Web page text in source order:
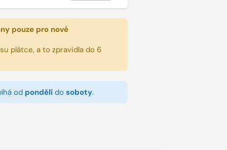
pouze pro nové
plátce, a to zpravidla do 6
od pondělído soboty.